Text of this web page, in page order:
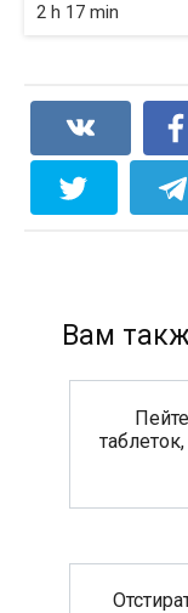
2 h 17 min
Вам